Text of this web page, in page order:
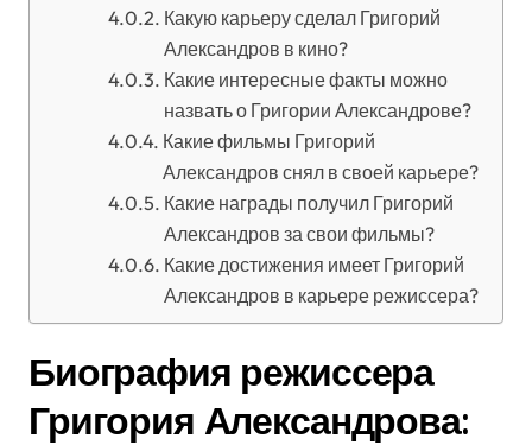
Какую карьеру сделал Григорий
Александров в кино?
Какие интересные факты можно
назвать о Григории Александрове?
Какие фильмы Григорий
Александров снял в своей карьере?
Какие награды получил Григорий
Александров за свои фильмы?
Какие достижения имеет Григорий
Александров в карьере режиссера?
Биография режиссера
Григория Александрова: